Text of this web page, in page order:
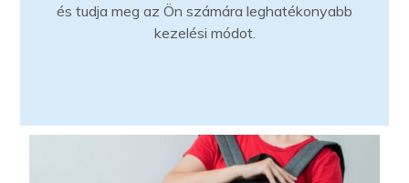
és tudja meg az Ön számára leghatékonyabb
kezelési módot.